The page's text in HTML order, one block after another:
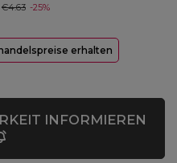
€4.63 -25%
erhalten
INFORMIEREN